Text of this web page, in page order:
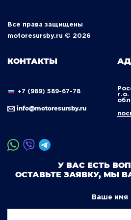
Все права защищены
motoresursby.ru © 2026
КОНТАКТЫ
+7 (989) 589-67-78
info@motoresursby.ru
У ВАС ЕСТЬ
ОСТАВЬТЕ ЗАЯВКУ, МЫ
Ваше имя